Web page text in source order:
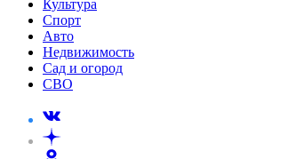
Культура
Спорт
Авто
Недвижимость
Сад и огород
СВО